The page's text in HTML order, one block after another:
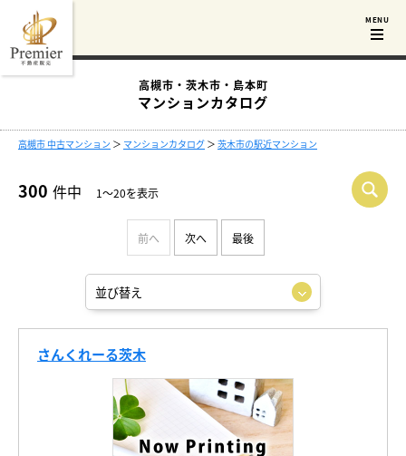
高槻市・茨木市・島本町
マンションカタログ
高槻市 中古マンション ＞ マンションカタログ ＞ 茨木市の駅近マンション
300 件中 1～20を表示
前へ 次へ 最後
さんくれーる茨木